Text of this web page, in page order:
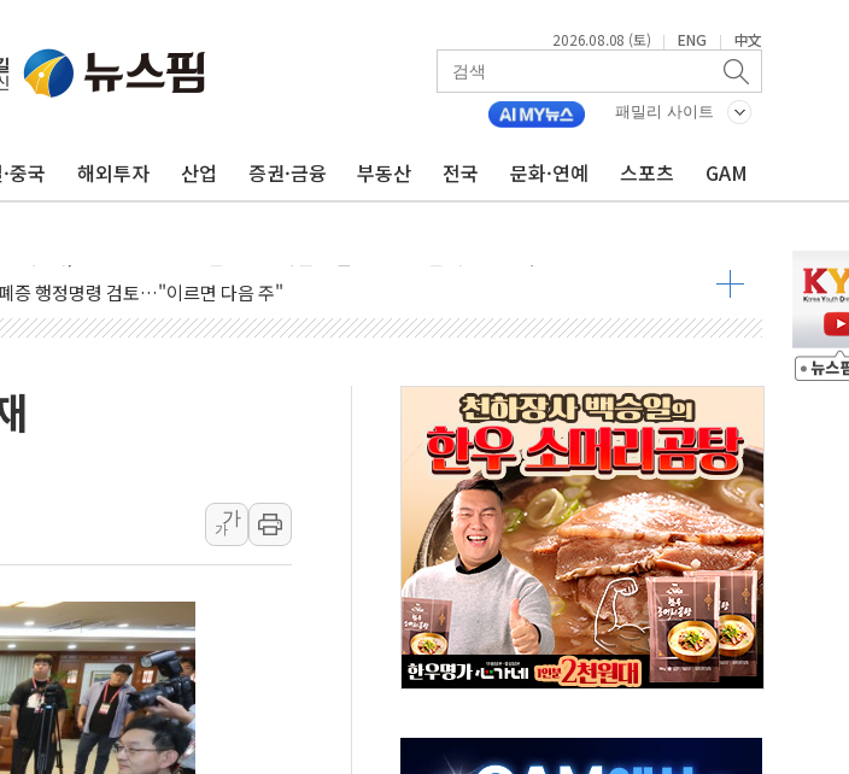
2026.08.08 (토) | ENG | 中文
패밀리 사이트
중국 해외투자 산업 증권·금융 부동산 전국 문화·연예 스포츠 GAM
예상 밖 부진에 연준 금리 인상 가능성 낮아지며 상승… STOXX 600 지수는 나흘 연속 최고치
꺾이나…고용 감소에 9월 동결 전망 우세
증 행정명령 검토…"이르면 다음 주"
관 무도회장 공사 중단 명령…트럼프 제동
화 장중 급등…시장은 "또 개입했나" 촉각
반도체주 프리뷰...美 고용 쇼크에 반도체주 '활짝'
美 고용 쇼크에 금리 인상 우려 후퇴…나스닥 선물 1%대 상승
용 2만3000명 감소 '쇼크'…9월 금리 인상 기대 후퇴
니파 3개국, 공동방위협정 체결
특징주...아틀라시안·클라우드플레어·태양광주↑ VS 트레이드데스크·웬디스↓
와 MOU… "6·25 미군 실종자 7359명 끝까지 찾겠다"
야"…파월 때와 달리 워시엔 톤 낮춰
포항시 정책특보 내정설...포항시 '시끌'
대한민국 다음 100년 밑거름…수도권 집중 완화 전환점"
마라톤 부동산 2차 회의' 주재… "전폭적 공급 확대·속도전 총력"
가
가